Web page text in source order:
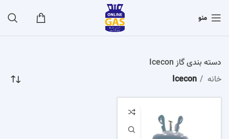
منو
دسته بندی گاز Icecon
خانه
Icecon